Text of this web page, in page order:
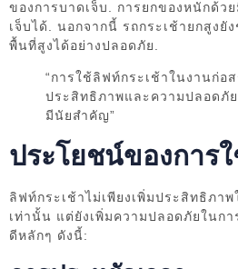
ของการบาดเจ็บ. การยกของหนักด้ว
เจ็บได้. นอกจากนี้ รถกระเช้ายกสูงยั
พื้นที่สูงได้อย่างปลอดภัย.
“การใช้ลิฟท์กระเช้าในงานก่อ
ประสิทธิภาพและความปลอดภัย
มีนัยสำคัญ”
ประโยชน์ของการ
ลิฟท์กระเช้าไม่เพียงเพิ่มประสิทธิภา
เท่านั้น แต่ยังเพิ่มความปลอดภัยในก
ดีหลักๆ ดังนี้: